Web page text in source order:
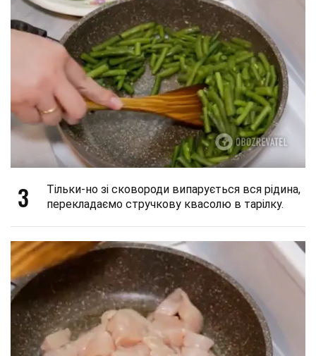
3
Тільки-но зі сковороди випарується вся рідина,
перекладаємо стручкову квасолю в тарілку.